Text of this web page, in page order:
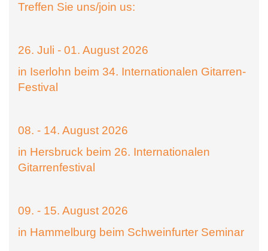
Treffen Sie uns/join us:
26. Juli - 01. August 2026
in Iserlohn beim 34. Internationalen Gitarren-
Festival
08. - 14. August 2026
in Hersbruck beim 26. Internationalen
Gitarrenfestival
09. - 15. August 2026
in Hammelburg beim Schweinfurter Seminar